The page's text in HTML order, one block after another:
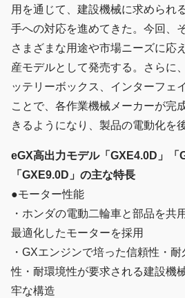
用を通じて、建設機械に求められ
手への対応を進めてきた。今回、
さまざまな用途や市場ニーズに応
産モデルとして発売する。さらに
ッテリーボックス、インターフェ
ことで、各作業機械メーカーが完
きるようになり、製品の電動化を
eGX高出力モデル「GXE4.0D」「
「GXE9.0D」の主な特長
●モーター性能
・ホンダの電動二輪車と部品を共
最適化したモーターを採用
・GXエンジンで培った信頼性・
性・耐環境性が要求される建設機
牢な構造